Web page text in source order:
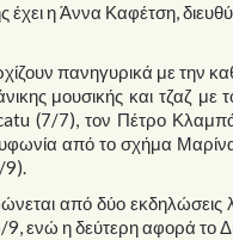
έχει η Άννα Καφέτση,
πανηγυρικά με την
μουσικής και
(7/7), τον Πέτρο
από το σχήμα
9).
από δύο εκδηλώσεις
9, ενώ η δεύτερη αφορά το